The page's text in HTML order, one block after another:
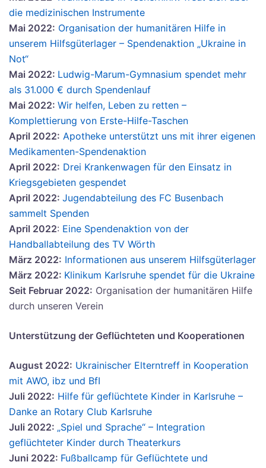
die medizinischen Instrumente
Mai 2022: Organisation der humanitären Hilfe in
unserem Hilfsgüterlager – Spendenaktion „Ukraine in
Not“
Mai 2022: Ludwig-Marum-Gymnasium spendet mehr
als 31.000 € durch Spendenlauf
Mai 2022: Wir helfen, Leben zu retten –
Komplettierung von Erste-Hilfe-Taschen
April 2022: Apotheke unterstützt uns mit ihrer eigenen
Medikamenten-Spendenaktion
April 2022: Drei Krankenwagen für den Einsatz in
Kriegsgebieten gespendet
April 2022: Jugendabteilung des FC Busenbach
sammelt Spenden
April 2022: Eine Spendenaktion von der
Handballabteilung des TV Wörth
März 2022: Informationen aus unserem Hilfsgüterlager
März 2022: Klinikum Karlsruhe spendet für die Ukraine
Seit Februar 2022: Organisation der humanitären Hilfe
durch unseren Verein
Unterstützung der Geflüchteten und Kooperationen
August 2022: Ukrainischer Elterntreff in Kooperation
mit AWO, ibz und BfI
Juli 2022: Hilfe für geflüchtete Kinder in Karlsruhe –
Danke an Rotary Club Karlsruhe
Juli 2022: „Spiel und Sprache“ – Integration
geflüchteter Kinder durch Theaterkurs
Juni 2022: Fußballcamp für Geflüchtete und